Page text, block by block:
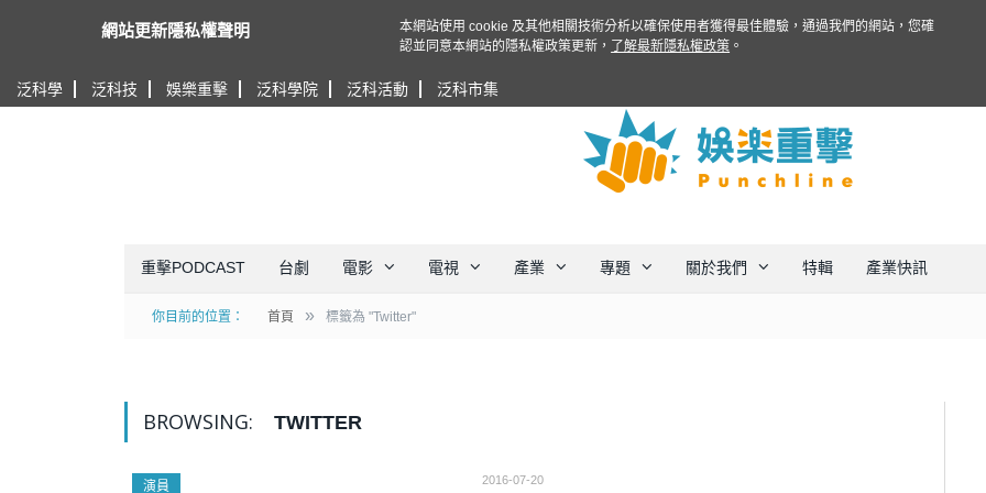
泛科學 泛科技 娛樂重擊 泛科學院 泛科活動 泛科市集
重擊PODCAST 台劇 電影 電視 產業 專題 關於我們 特輯 產業快訊
你目前的位置： 首頁 » 標籤為 "Twitter"
BROWSING: TWITTER
演員 2016-07-20
網站更新隱私權聲明
本網站使用 cookie 及其他相關技術分析以確保使用者獲得最佳體驗，通過我們的網站，您確
認並同意本網站的隱私權政策更新，
了解最新隱私權政策 。